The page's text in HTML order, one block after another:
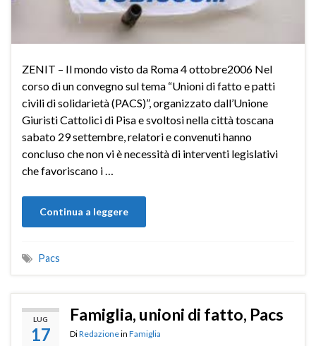
ZENIT – Il mondo visto da Roma 4 ottobre2006 Nel
corso di un convegno sul tema “Unioni di fatto e patti
civili di solidarietà (PACS)”, organizzato dall’Unione
Giuristi Cattolici di Pisa e svoltosi nella città toscana
sabato 29 settembre, relatori e convenuti hanno
concluso che non vi è necessità di interventi legislativi
che favoriscano i …
Continua a leggere
Pacs
LUG
17
Famiglia, unioni di fatto, Pacs
DiRedazionein Famiglia